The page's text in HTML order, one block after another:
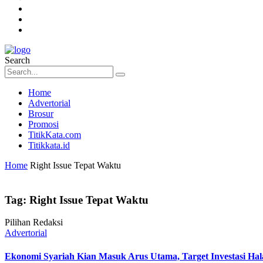
Search
Home
Advertorial
Brosur
Promosi
TitikKata.com
Titikkata.id
Home Right Issue Tepat Waktu
Tag: Right Issue Tepat Waktu
Pilihan Redaksi
Advertorial
Ekonomi Syariah Kian Masuk Arus Utama, Target Investasi